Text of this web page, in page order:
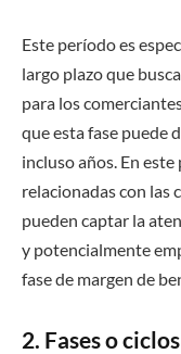
Este período es
largo plazo que
para los
que esta fase puede
incluso años. En
relacionadas con las
pueden captar la
y potencialmente
fase de margen de
2. Fases o